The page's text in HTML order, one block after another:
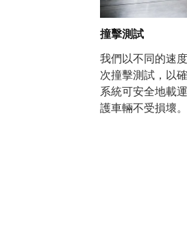
撞擊測試
我們以不同的速
次撞擊測試，以
系統可安全地載
護車輛不受損壞。